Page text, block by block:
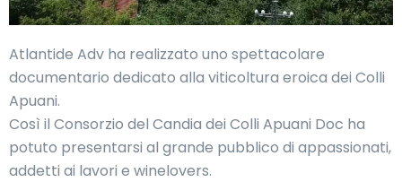
Atlantide Adv ha realizzato uno spettacolare
documentario dedicato alla viticoltura eroica dei Colli
Apuani.
Così il Consorzio del Candia dei Colli Apuani Doc ha
potuto presentarsi al grande pubblico di appassionati,
addetti ai lavori e winelovers.